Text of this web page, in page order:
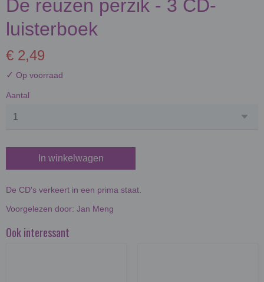
De reuzen perzik - 3 CD-
luisterboek
€ 2,49
✓ Op voorraad
Aantal
In winkelwagen
De CD's verkeert in een prima staat.
Voorgelezen door: Jan Meng
Ook interessant